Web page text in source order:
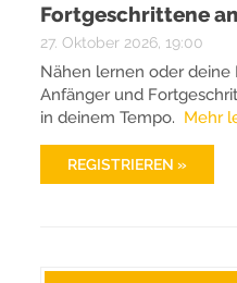
Fortgeschrittene
27. Oktober 2026, 19:00
Nähen lernen oder
Anfänger und
in deinem Tempo. Mehr
REGISTRIEREN »